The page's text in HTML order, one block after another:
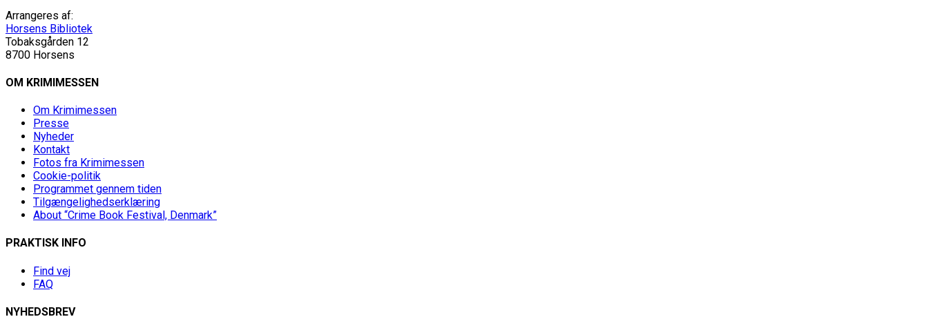
Arrangeres af:
Horsens Bibliotek
Tobaksgården 12
8700 Horsens
OM KRIMIMESSEN
Om Krimimessen
Presse
Nyheder
Kontakt
Fotos fra Krimimessen
Cookie-politik
Programmet gennem tiden
Tilgængelighedserklæring
About “Crime Book Festival, Denmark”
PRAKTISK INFO
Find vej
FAQ
NYHEDSBREV